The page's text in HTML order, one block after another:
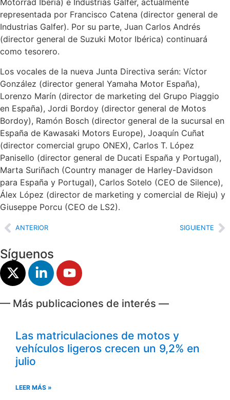
Motorrad Iberia) e Industrias Galfer, actualmente
representada por Francisco Catena (director general de
Industrias Galfer). Por su parte, Juan Carlos Andrés
(director general de Suzuki Motor Ibérica) continuará
como tesorero.
Los vocales de la nueva Junta Directiva serán: Víctor
González (director general Yamaha Motor España),
Lorenzo Marín (director de marketing del Grupo Piaggio
en España), Jordi Bordoy (director general de Motos
Bordoy), Ramón Bosch (director general de la sucursal en
España de Kawasaki Motors Europe), Joaquín Cuñat
(director comercial grupo ONEX), Carlos T. López
Panisello (director general de Ducati España y Portugal),
Marta Suriñach (Country manager de Harley-Davidson
para España y Portugal), Carlos Sotelo (CEO de Silence),
Álex López (director de marketing y comercial de Rieju) y
Giuseppe Porcu (CEO de LS2).
ANTERIOR SIGUIENTE
Síguenos
— Más publicaciones de interés —
Las matriculaciones de motos y
vehículos ligeros crecen un 9,2% en
julio
LEER MÁS »